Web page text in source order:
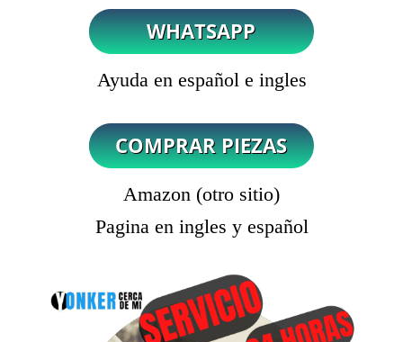
Ayuda en español e ingles
Amazon (otro sitio)
Pagina en ingles y español